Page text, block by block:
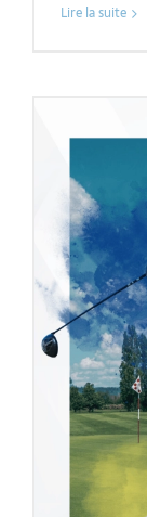
Lire la suite